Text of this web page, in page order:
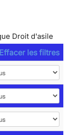
Droit d'asile
les filtres